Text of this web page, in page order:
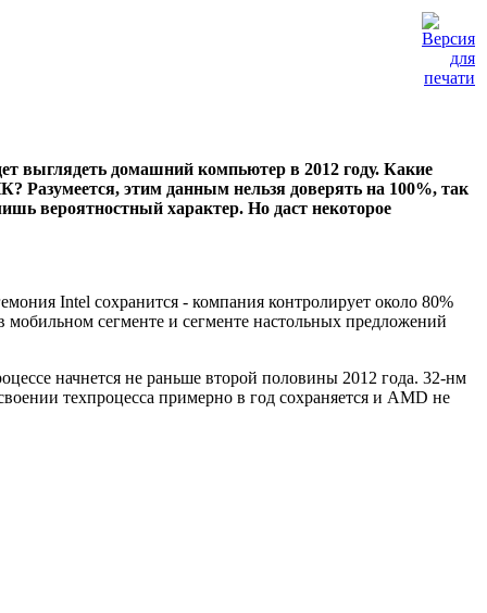
выглядеть домашний компьютер в 2012 году. Какие
Разумеется, этим данным нельзя доверять на 100%, так
вероятностный характер. Но даст некоторое
Intel сохранится - компания контролирует около 80%
сегменте и сегменте настольных предложений
начнется не раньше второй половины 2012 года. 32-нм
техпроцесса примерно в год сохраняется и AMD не